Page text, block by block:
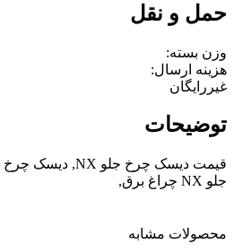
حمل و نقل
وزن بسته:
هزینه ارسال:
غیررایگان
توضیحات
جلو NX چراغ برق,
محصولات مشابه